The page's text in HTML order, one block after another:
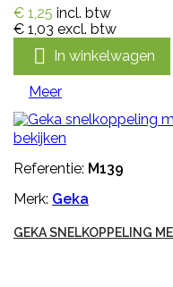
€ 1,25 incl. btw
€ 1,03 excl. btw
 In winkelwagen
Meer
bekijken
Referentie: M139
Merk: Geka
GEKA SNELKOPPELING